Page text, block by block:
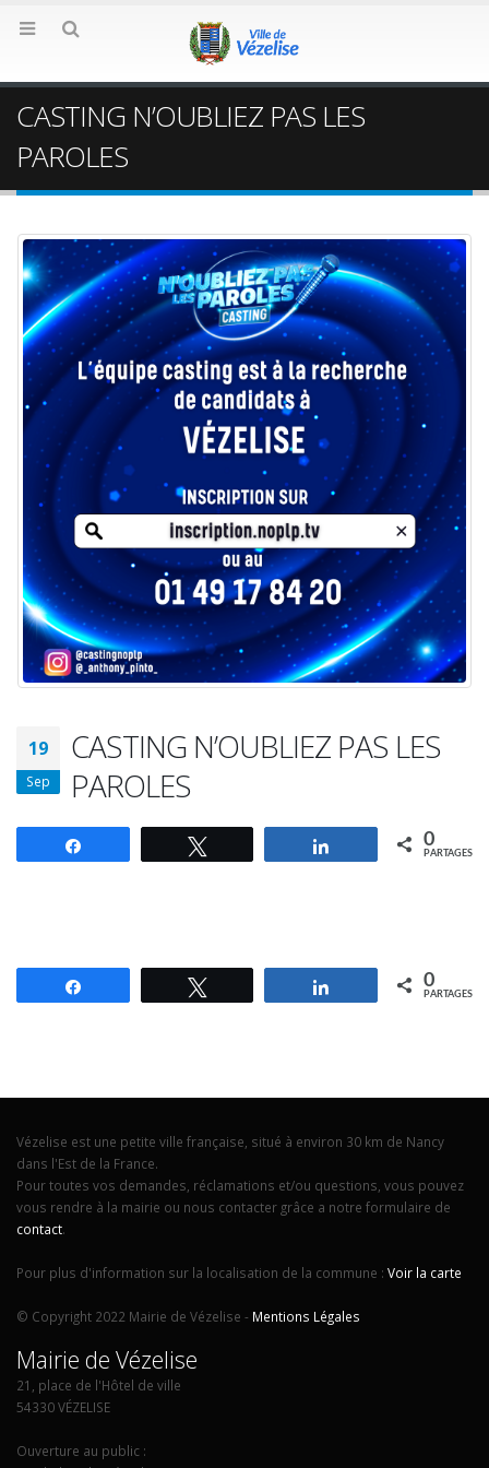
CASTING N’OUBLIEZ PAS LES
PAROLES
19
Sep
CASTING N’OUBLIEZ PAS LES
PAROLES
Partagez 0
PARTAGES
Partagez 0
PARTAGES
Vézelise est une petite ville française, situé à environ 30 km de Nancy
dans l'Est de la France.
Pour toutes vos demandes, réclamations et/ou questions, vous pouvez
vous rendre à la mairie ou nous contacter grâce a notre formulaire de
contact.
Pour plus d'information sur la localisation de la commune : Voir la carte
© Copyright 2022 Mairie de Vézelise - Mentions Légales
Mairie de Vézelise
21, place de l'Hôtel de ville
54330 VÉZELISE
Ouverture au public :